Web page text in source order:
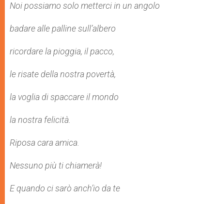
Noi possiamo solo metterci in un angolo
badare alle palline sull’albero
ricordare la pioggia, il pacco,
le risate della nostra povertà,
la voglia di spaccare il mondo
la nostra felicità.
Riposa cara amica.
Nessuno più ti chiamerà!
E quando ci sarò anch’io da te